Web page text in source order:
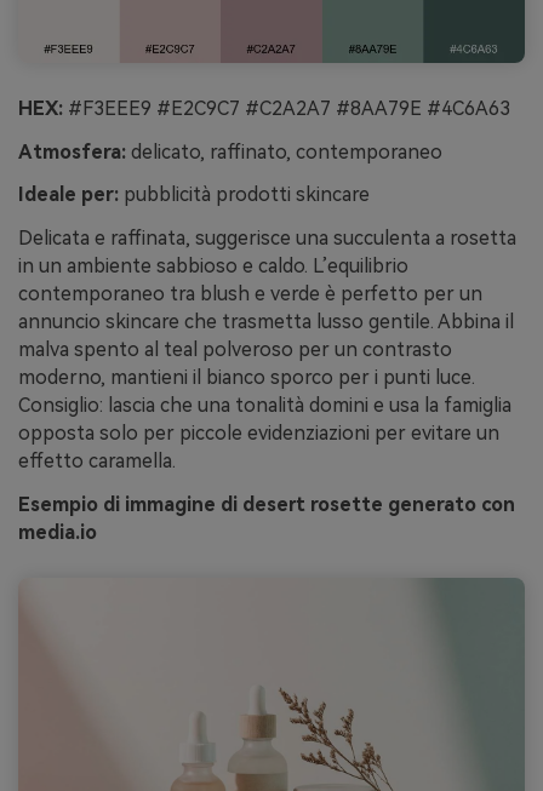
HEX: #F3EEE9 #E2C9C7 #C2A2A7 #8AA79E #4C6A63
Atmosfera: delicato, raffinato, contemporaneo
Ideale per: pubblicità prodotti skincare
Delicata e raffinata, suggerisce una succulenta a rosetta
in un ambiente sabbioso e caldo. L’equilibrio
contemporaneo tra blush e verde è perfetto per un
annuncio skincare che trasmetta lusso gentile. Abbina il
malva spento al teal polveroso per un contrasto
moderno, mantieni il bianco sporco per i punti luce.
Consiglio: lascia che una tonalità domini e usa la famiglia
opposta solo per piccole evidenziazioni per evitare un
effetto caramella.
Esempio di immagine di desert rosette generato con
media.io